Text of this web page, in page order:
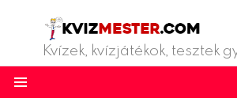
Kvízek, kvízjátékok, tesztek